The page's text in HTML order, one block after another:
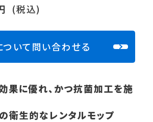
(税込)
ついて問い合わせる
果に優れ、かつ抗菌加工を施
衛生的なレンタルモップ